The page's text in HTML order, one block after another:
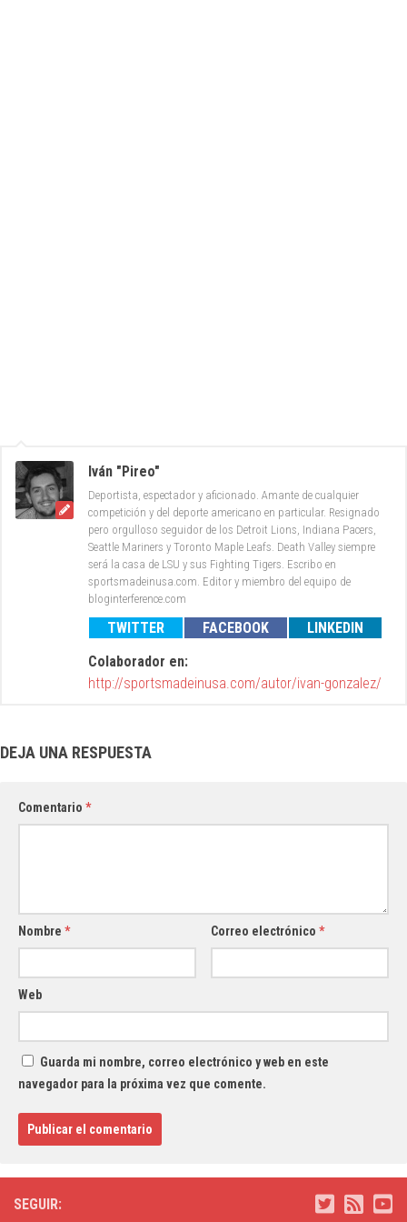
Iván "Pireo"
Deportista, espectador y aficionado. Amante de cualquier
competición y del deporte americano en particular. Resignado
pero orgulloso seguidor de los Detroit Lions, Indiana Pacers,
Seattle Mariners y Toronto Maple Leafs. Death Valley siempre
será la casa de LSU y sus Fighting Tigers. Escribo en
sportsmadeinusa.com. Editor y miembro del equipo de
bloginterference.com
TWITTER FACEBOOK
LINKEDIN
Colaborador en:
http://sportsmadeinusa.com/autor/ivan-gonzalez/
DEJA UNA RESPUESTA
Comentario *
Nombre * Correo electrónico*
Web
Guarda mi nombre, correo electrónico y web en este
navegador para la próxima vez que comente.
SEGUIR: